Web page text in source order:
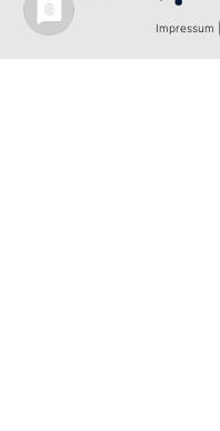
Impressum